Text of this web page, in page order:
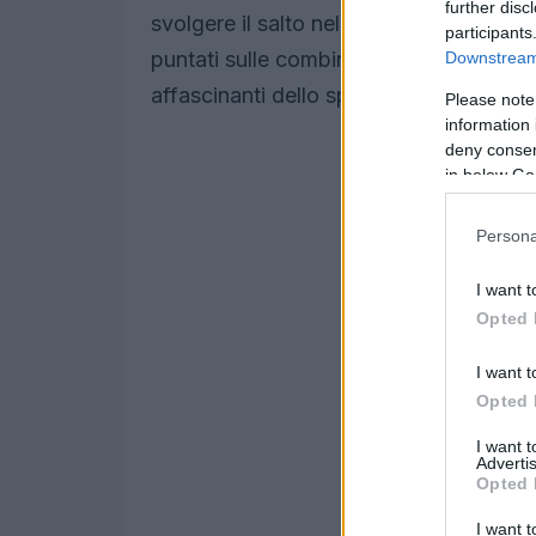
further
Please
information
deny
in below
I want
Opted
I want
Opted
I want
Opted
I want
svolgere il salto nella giornata
puntati sulle combinatiste che si
affascinanti dello sport invernale.